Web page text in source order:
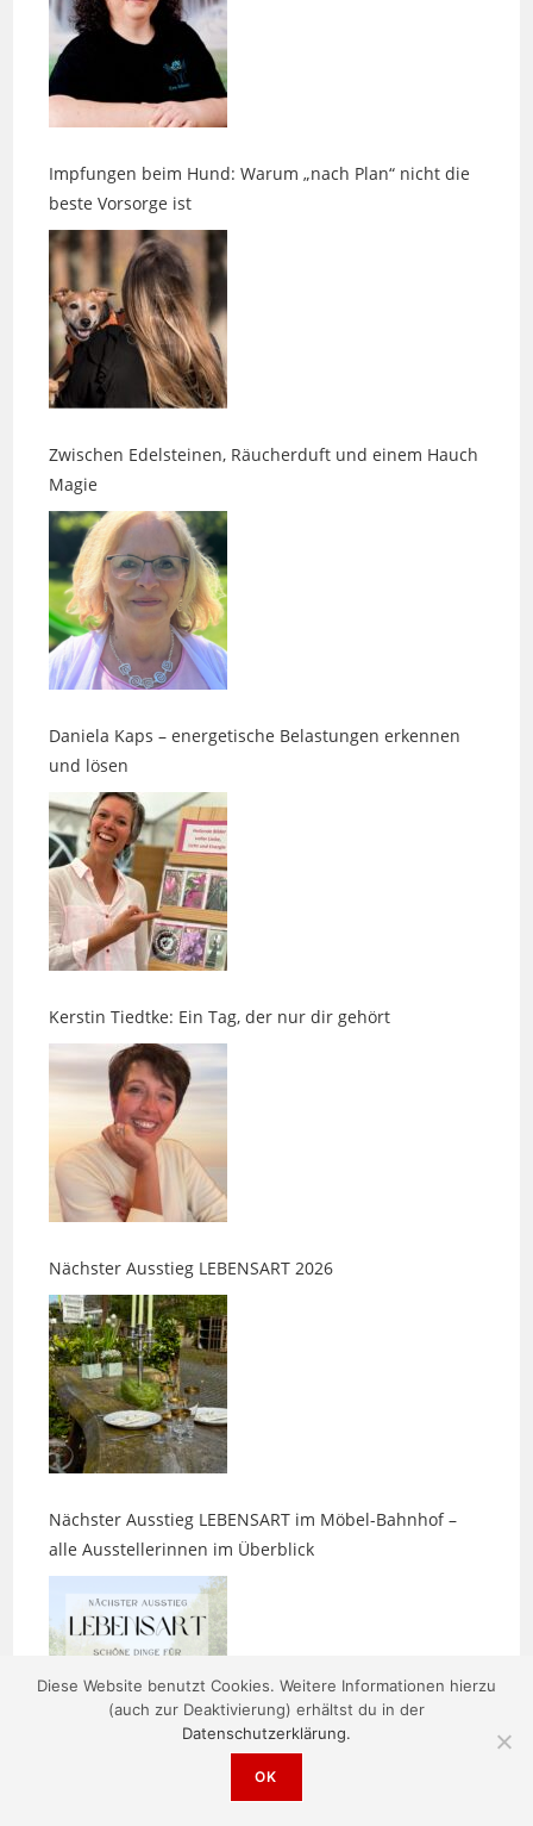
Impfungen beim Hund: Warum „nach Plan“ nicht die
Zwischen Edelsteinen, Räucherduft und einem Hauch
Daniela Kaps – energetische Belastungen erkennen
Kerstin Tiedtke: Ein Tag, der nur dir gehört
Nächster Ausstieg LEBENSART 2026
Nächster Ausstieg LEBENSART im Möbel-Bahnhof –
Parasitenmittel beim Hund: Warum chemische Keulen
Diese Website benutzt Cookies. Weitere Informationen hierzu
(auch zur Deaktivierung) erhältst du in der
Datenschutzerklärung.
OK